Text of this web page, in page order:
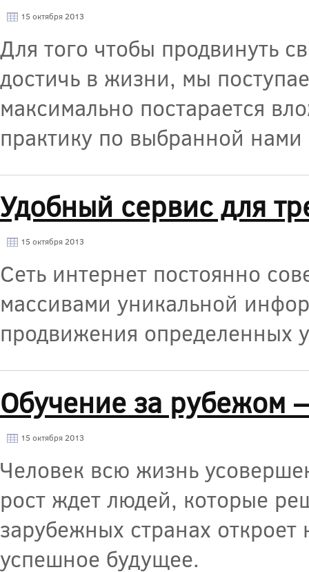
15 октября 2013
Для того чтобы продвинуть
достичь в жизни, мы
максимально постарается
практику по выбранной
Удобный сервис для
15 октября 2013
Сеть интернет постоянно
массивами уникальной
продвижения определенных
Обучение за рубежом
15 октября 2013
Человек всю жизнь
рост ждет людей, которые
зарубежных странах
успешное будущее.